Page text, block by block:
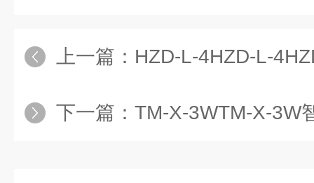
上一篇： HZD-L-4HZD-L-
下一篇： TM-X-3WTM-X-3W智